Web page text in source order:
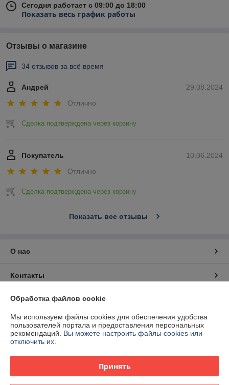
Сегодня работает с 09:00 до 18:00
Показать весь график работы
Отзывы о магазине
34 отзывов за всё время
29.08.2024
Андрей
Отлично
Сделка подтверждена через корзину
10.06.2024
Покупатель
Отлично
Сделка подтверждена через корзину
Показать все отзывы
О нас
Контакты
Доставка и оплата
График работы
Сайт создан на платформе Deal.by
Обработка файлов cookie
Мы используем файлы cookies для обеспечения удобства
пользователей портала и предоставления персональных
рекомендаций. Вы можете настроить файлы cookies или
отключить их.
Принять